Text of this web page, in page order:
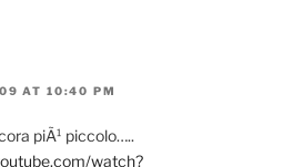
AT 10:40 PM
piÃ¹ piccolo…..
watch?